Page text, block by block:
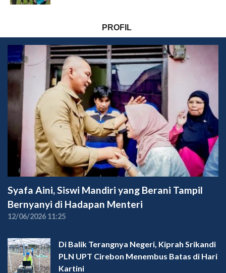
PROFIL
Syafa Aini, Siswi Mandiri yang Berani Tampil
Bernyanyi di Hadapan Menteri
12/06/2026 11:25
Di Balik Terangnya Negeri, Kiprah Srikandi
PLN UPT Cirebon Menembus Batas di Hari
Kartini